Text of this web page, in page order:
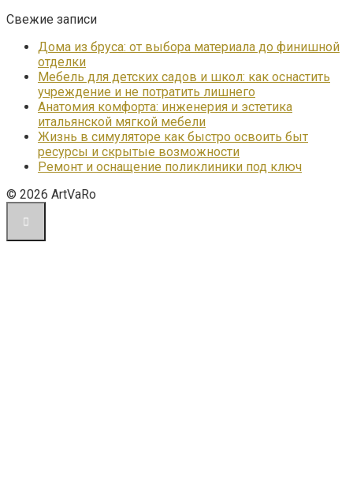
Свежие записи
Дома из бруса: от выбора материала до финишной
отделки
Мебель для детских садов и школ: как оснастить
учреждение и не потратить лишнего
Анатомия комфорта: инженерия и эстетика
итальянской мягкой мебели
Жизнь в симуляторе как быстро освоить быт
ресурсы и скрытые возможности
Ремонт и оснащение поликлиники под ключ
© 2026 ArtVaRo